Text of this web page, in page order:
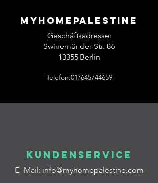
Myhomepalestine
Geschäftsadresse:
Swinemünder Str. 86
13355 Berlin
Telefon:017645744659
Kundenservice
E- Mail: info@myhomepalestine.com